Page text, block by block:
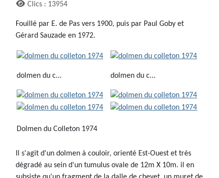
Clics : 13954
Fouillé par E. de Pas vers 1900, puis par Paul Goby et
Gérard Sauzade en 1972.
dolmen du c... dolmen du c...
Dolmen du Colleton 1974
Il s'agit d'un dolmen à couloir, orienté Est-Ouest et très
dégradé au sein d'un tumulus ovale de 12m X 10m. il en